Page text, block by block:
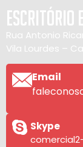
Escritório
Rua Antonio
Vila Lourdes –
Email
Skype